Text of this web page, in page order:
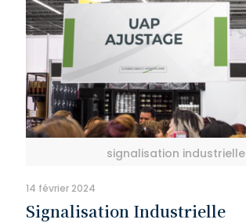
signalisation industrielle
14 février 2024
Signalisation Industrielle